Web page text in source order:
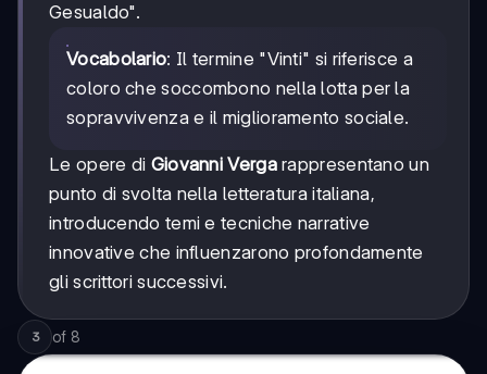
Gesualdo".
Vocabolario: Il termine "Vinti" si riferisce a
coloro che soccombono nella lotta per la
sopravvivenza e il miglioramento sociale.
Le opere di Giovanni Vergarappresentano un
punto di svolta nella letteratura italiana,
introducendo temi e tecniche narrative
innovative che influenzarono profondamente
gli scrittori successivi.
3 of 8